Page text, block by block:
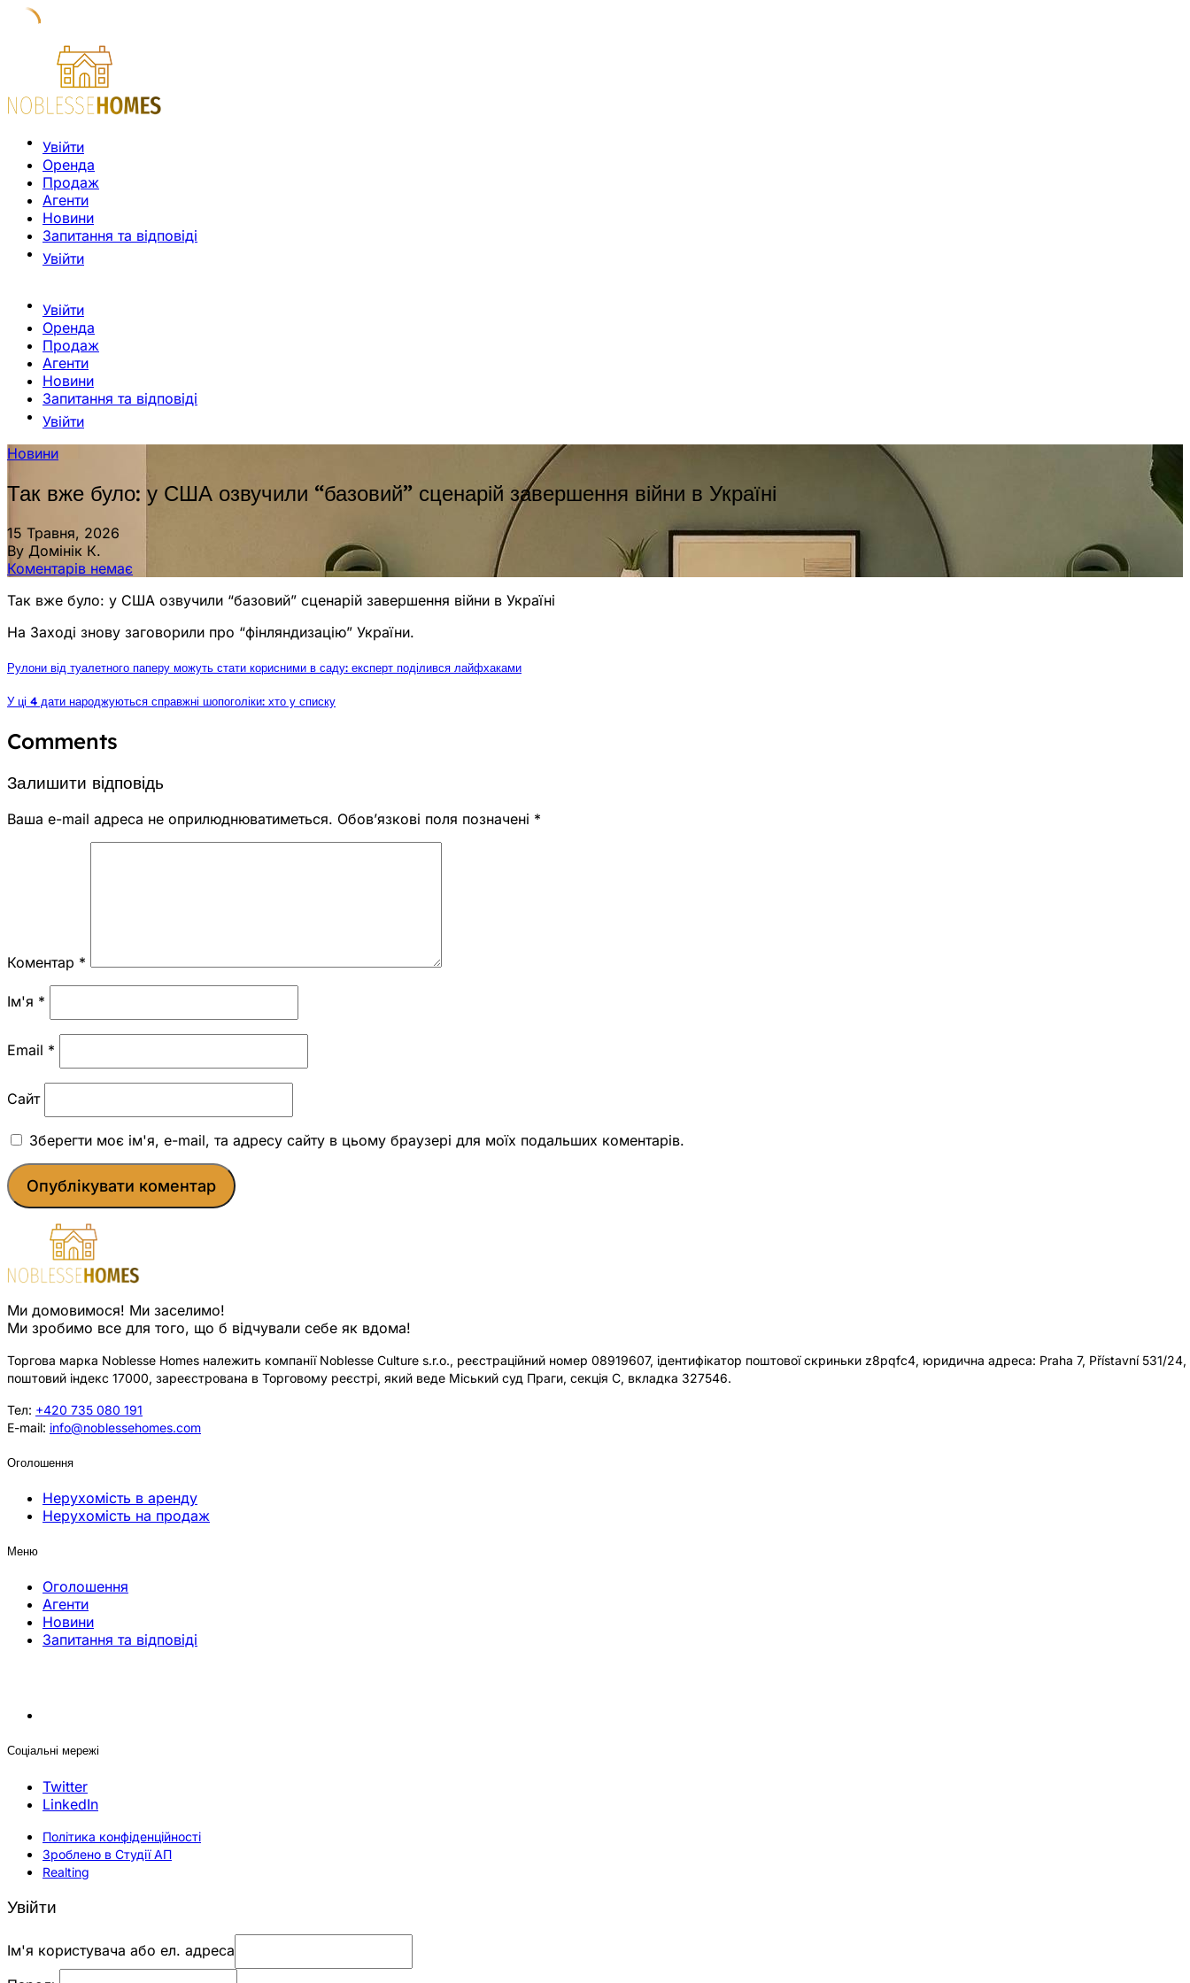
Увійти
Оренда
Продаж
Агенти
Новини
Запитання та відповіді
Увійти
Увійти
Оренда
Продаж
Агенти
Новини
Запитання та відповіді
Увійти
Новини
Так вже було: у США озвучили “базовий” сценарій завершення війни в Україні
15 Травня, 2026
By Домінік К.
Коментарів немає
Так вже було: у США озвучили “базовий” сценарій завершення війни в Україні
На Заході знову заговорили про “фінляндизацію” України.
Рулони від туалетного паперу можуть стати корисними в саду: експерт поділився лайфхаками
У ці 4 дати народжуються справжні шопоголіки: хто у списку
Comments
Залишити відповідь
Ваша e-mail адреса не оприлюднюватиметься. Обов’язкові поля позначені *
Коментар *
Ім'я *
Email *
Сайт
Зберегти моє ім'я, e-mail, та адресу сайту в цьому браузері для моїх подальших коментарів.
Ми домовимося! Ми заселимо!
Ми зробимо все для того, що б відчували себе як вдома!
Торгова марка Noblesse Homes належить компанії Noblesse Culture s.r.o., реєстраційний номер 08919607, ідентифікатор поштової скриньки z8pqfc4, юридична адреса: Praha 7, Přístavní 531/24,
поштовий індекс 17000, зареєстрована в Торговому реєстрі, який веде Міський суд Праги, секція C, вкладка 327546.
Тел: +420 735 080 191
E-mail: info@noblessehomes.com
Оголошення
Нерухомість в аренду
Нерухомість на продаж
Меню
Оголошення
Агенти
Новини
Запитання та відповіді
Соціальні мережі
Twitter
LinkedIn
Політика конфіденційності
Зроблено в Студії АП
Realting
Увійти
Ім'я користувача або ел. адреса